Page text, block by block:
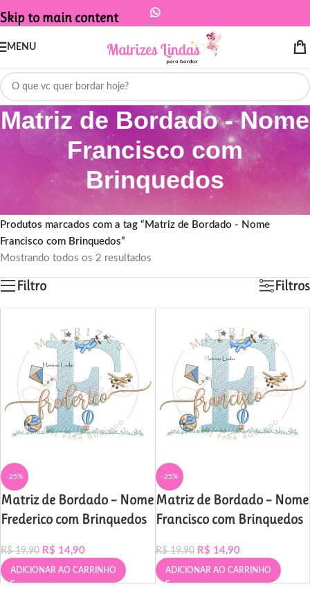
Skip to main content
MENU
Matriz de Bordado - Nome
Francisco com
Brinquedos
Início
/
Produtos marcados com a tag “Matriz de Bordado - Nome
Francisco com Brinquedos”
Mostrando todos os 2 resultados
Filtro Filtros
-25%
Matriz de Bordado – Nome
Frederico com Brinquedos
R$19,90 R$ 14,90
ADICIONAR AO CARRINHO
-25%
Matriz de Bordado – Nome
Francisco com Brinquedos
R$19,90 R$ 14,90
ADICIONAR AO CARRINHO